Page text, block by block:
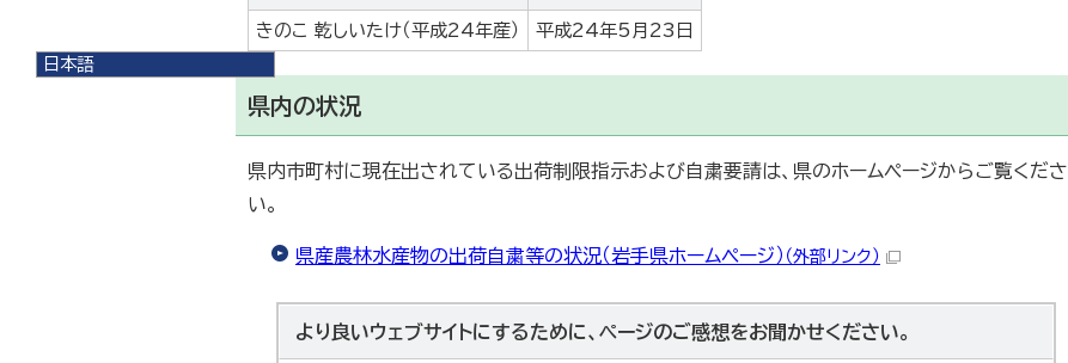
日本語
きのこ 乾しいたけ（平成24年産） 平成24年5月23日
県内の状況
県内市町村に現在出されている出荷制限指示および自粛要請は、県のホームページからご覧くださ
い。
県産農林水産物の出荷自粛等の状況（岩手県ホームページ） （外部リンク）
より良いウェブサイトにするために、ページのご感想をお聞かせください。